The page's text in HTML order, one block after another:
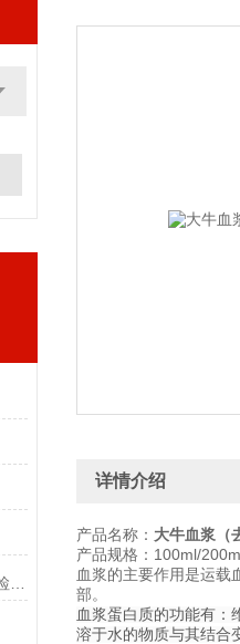
详情介绍
产品名称： 大牛血浆（
产品规格：100ml/
血浆的主要作用是运载
部。
血浆蛋白质的功能有：
溶于水的物质与其结合